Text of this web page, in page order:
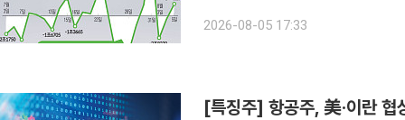
한국거래소에 따르면 코스피 지수는
2026-08-05 17:33
[특징주] 항공주, 美·이란